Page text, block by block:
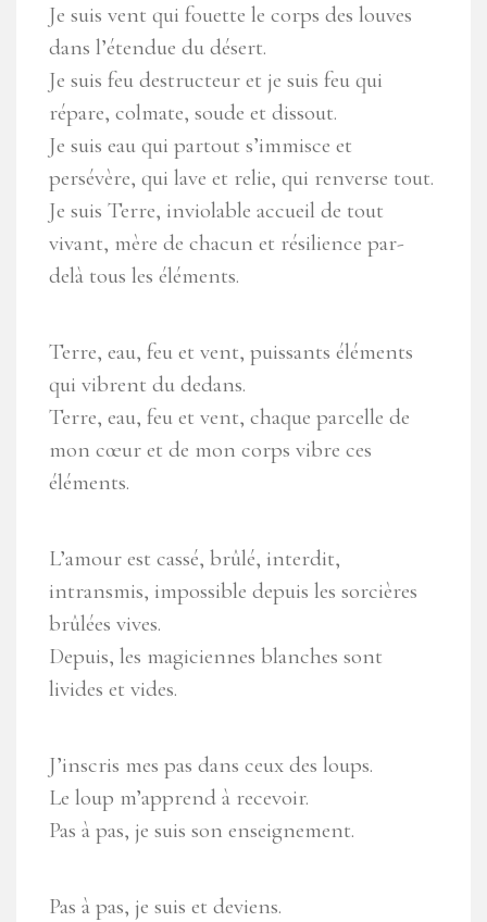
Je suis vent qui fouette le corps des louves
dans l’étendue du désert.
Je suis feu destructeur et je suis feu qui
répare, colmate, soude et dissout.
Je suis eau qui partout s’immisce et
persévère, qui lave et relie, qui renverse tout.
Je suis Terre, inviolable accueil de tout
vivant, mère de chacun et résilience par-
delà tous les éléments.
Terre, eau, feu et vent, puissants éléments
qui vibrent du dedans.
Terre, eau, feu et vent, chaque parcelle de
mon cœur et de mon corps vibre ces
éléments.
L’amour est cassé, brûlé, interdit,
intransmis, impossible depuis les sorcières
brûlées vives.
Depuis, les magiciennes blanches sont
livides et vides.
J’inscris mes pas dans ceux des loups.
Le loup m’apprend à recevoir.
Pas à pas, je suis son enseignement.
Pas à pas, je suis et deviens.